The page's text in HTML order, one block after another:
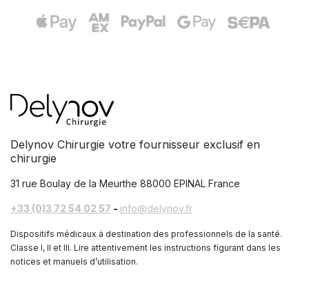
Delynov Chirurgie votre fournisseur exclusif en
chirurgie
31 rue Boulay de la Meurthe 88000 EPINAL France
+33 (0)3 72 54 02 57 - info@delynov.fr
Dispositifs médicaux à destination des professionnels de la santé.
Classe I, II et III. Lire attentivement les instructions figurant dans les
notices et manuels d’utilisation.